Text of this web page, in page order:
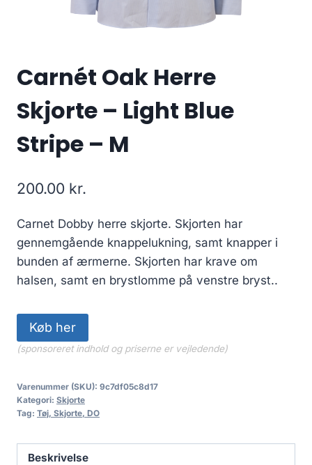
Carnét Oak Herre
Skjorte – Light Blue
Stripe – M
200.00 kr.
Carnet Dobby herre skjorte. Skjorten har
gennemgående knappelukning, samt knapper i
bunden af ærmerne. Skjorten har krave om
halsen, samt en brystlomme på venstre bryst..
Køb her
(sponsoreret indhold og priserne er vejledende)
Varenummer (SKU): 9c7df05c8d17
Kategori: Skjorte
Tag: Tøj, Skjorte, DO
Beskrivelse